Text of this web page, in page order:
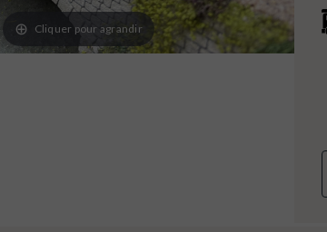
Cliquer pour agrandir